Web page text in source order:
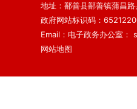
地址：鄯善县鄯善镇蒲昌
政府网站标识码：
Email：电子政务办公室
网站地图